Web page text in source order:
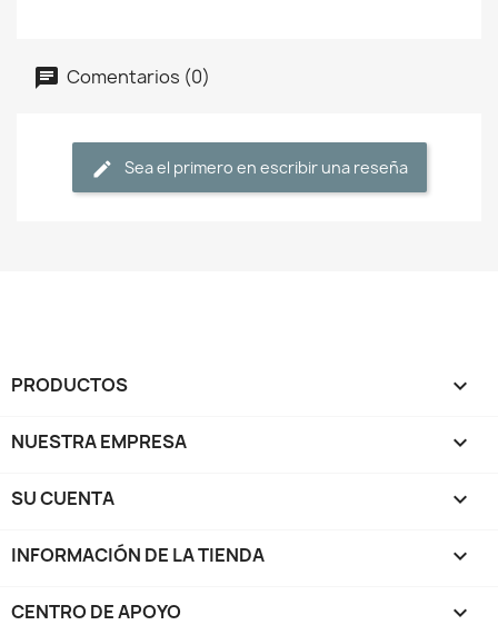
Comentarios (0)
Sea el primero en escribir una reseña
PRODUCTOS 
NUESTRA EMPRESA 
SU CUENTA 
INFORMACIÓN DE LA TIENDA keyboard_arrow_down
CENTRO DE APOYO 